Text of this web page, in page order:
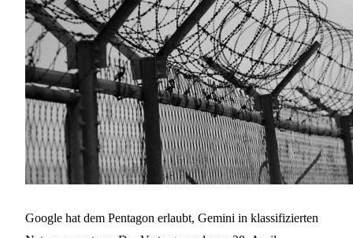
Google hat dem Pentagon erlaubt, Gemini in klassifizierten